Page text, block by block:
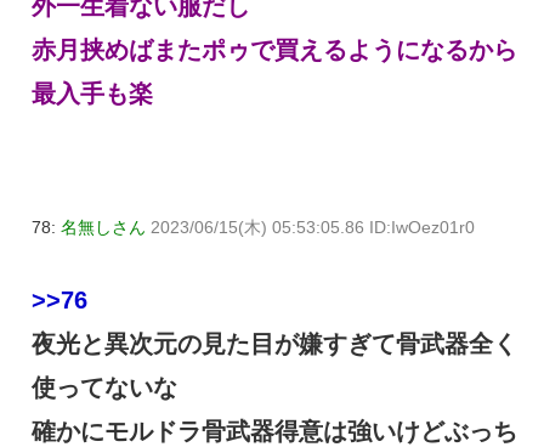
外一生着ない服だし
赤月挟めばまたポゥで買えるようになるから
最入手も楽
78: 名無しさん 2023/06/15(木) 05:53:05.86 ID:IwOez01r0
>>76
夜光と異次元の見た目が嫌すぎて骨武器全く
使ってないな
確かにモルドラ骨武器得意は強いけどぶっち